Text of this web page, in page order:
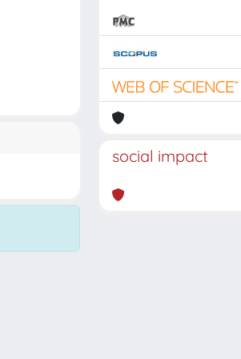
social impact